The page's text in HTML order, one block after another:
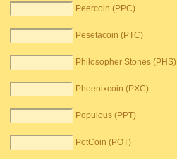
Peercoin (PPC)
Pesetacoin (PTC)
Philosopher Stones (PHS)
Phoenixcoin (PXC)
Populous (PPT)
PotCoin (POT)